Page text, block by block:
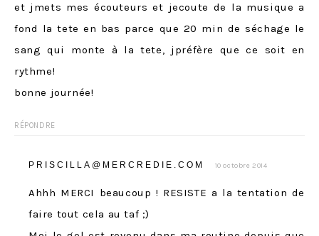
et jmets mes écouteurs et jecoute de la musique a
fond la tete en bas parce que 20 min de séchage le
sang qui monte à la tete, jpréfère que ce soit en
rythme!
bonne journée!
RÉPONDRE
PRISCILLA@MERCREDIE.COM 10 octobre 2014
Ahhh MERCI beaucoup ! RESISTE a la tentation de
faire tout cela au taf ;)